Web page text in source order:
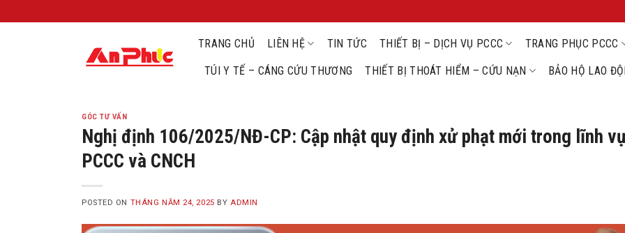
to
TRANG CHỦ LIÊN HỆ TIN TỨC THIẾT BỊ – DỊCH VỤ PCCC TRANG PHỤC PCCC
TÚI Y TẾ – CÁNG CỨU THƯƠNG THIẾT BỊ THOÁT HIỂM – CỨU NẠN BẢO HỘ LAO
GÓC TƯ VẤN
Nghị định 106/2025/NĐ-CP: Cập nhật quy định xử phạt mới trong lĩnh
PCCC và CNCH
POSTED ON THÁNG NĂM 24, 2025 BY ADMIN